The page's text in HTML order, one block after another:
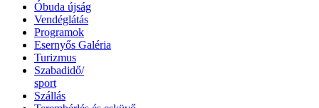
Óbuda újság
Vendéglátás
Programok
Esernyős Galéria
Turizmus
Szabadidő/
sport
Szállás